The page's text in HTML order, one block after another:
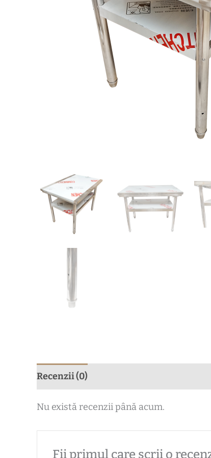
Recenzii (0)
Nu există recenzii până acum.
Fii primul care scrii o